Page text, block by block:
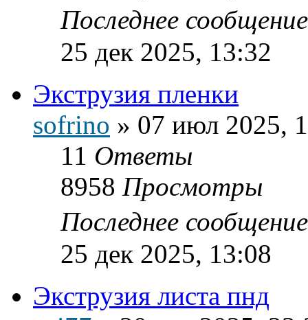
Последнее
25 дек 2025, 13:32
Экструзия пленки
sofrino » 07 июл 2025,
11 Ответы
8958 Просмотры
Последнее
25 дек 2025, 13:08
Экструзия листа пнд